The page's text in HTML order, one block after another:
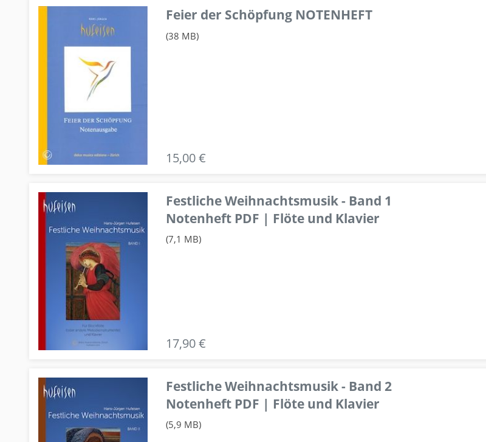
Feier der Schöpfung NOTENHEFT
(38 MB)
15,00 €
Festliche Weihnachtsmusik - Band 1
Notenheft PDF | Flöte und Klavier
(7,1 MB)
17,90 €
Festliche Weihnachtsmusik - Band 2
Notenheft PDF | Flöte und Klavier
(5,9 MB)